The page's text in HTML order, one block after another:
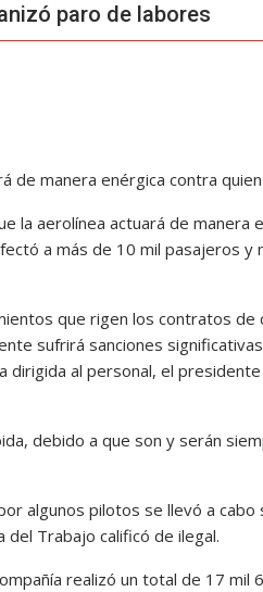
paro de labores
de manera enérgica contra
la aerolínea actuará de manera
a más de 10 mil pasajeros y
que rigen los contratos de
sufrirá sanciones
dirigida al personal, el
debido a que son y serán
algunos pilotos se llevó a
del Trabajo calificó de ilegal.
realizó un total de 17 mil